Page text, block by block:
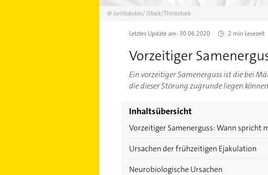
© IuriiSokolov/ iStock/Thinkstock
Letztes Update am: 30.06.2020 2 min Lesezeit
Vorzeitiger
Ein vorzeitiger Samenerguss ist die bei
die dieser Störung zugrunde liegen
Inhaltsübersicht
Vorzeitiger Samenerguss: Wann spricht
Ursachen der frühzeitigen Ejakulation
Neurobiologische Ursachen